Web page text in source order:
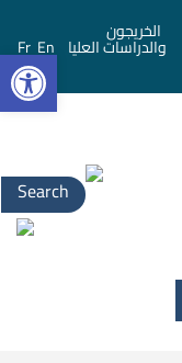
الخريجون
والدراسات العليا En
Fr
Search
for: